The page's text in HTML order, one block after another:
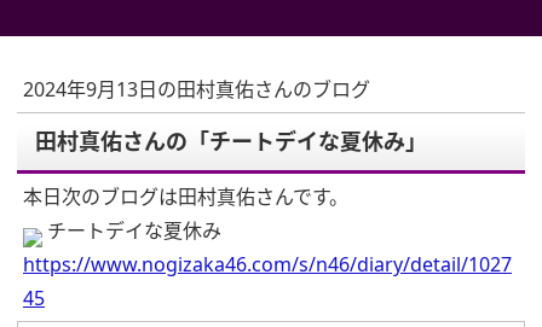
2024年9月13日の田村真佑さんのブログ
田村真佑さんの「チートデイな夏休み」
本日次のブログは田村真佑さんです。
チートデイな夏休み
https://www.nogizaka46.com/s/n46/diary/detail/1027
45